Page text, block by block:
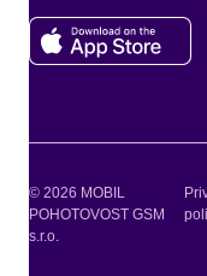
© 2026 MOBIL
POHOTOVOST GSM
s.r.o.